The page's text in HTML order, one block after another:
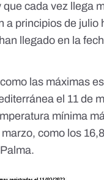
cada vez llega
a principios de julio
llegado en la
las máximas
el 11 de
mínima
como los